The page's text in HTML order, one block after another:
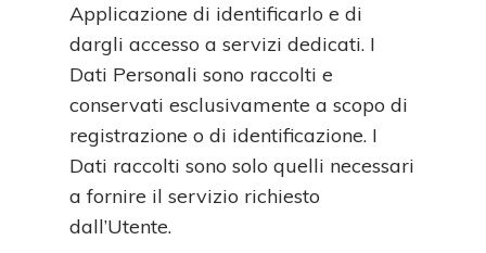
Applicazione di identificarlo e di
dargli accesso a servizi dedicati. I
Dati Personali sono raccolti e
conservati esclusivamente a scopo di
registrazione o di identificazione. I
Dati raccolti sono solo quelli necessari
a fornire il servizio richiesto
dall’Utente.